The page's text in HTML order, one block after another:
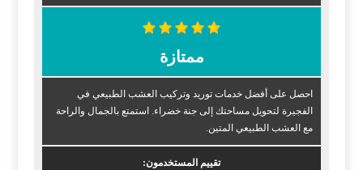
ممتازة
احصل على أفضل خدمات توريد وتركيب العشب الطبيعي في
الفجيرة لتحويل مساحتك إلى جنة خضراء. استمتع بالجمال والراحة
مع العشب الطبيعي المتين.
تقييم المستخدمون: